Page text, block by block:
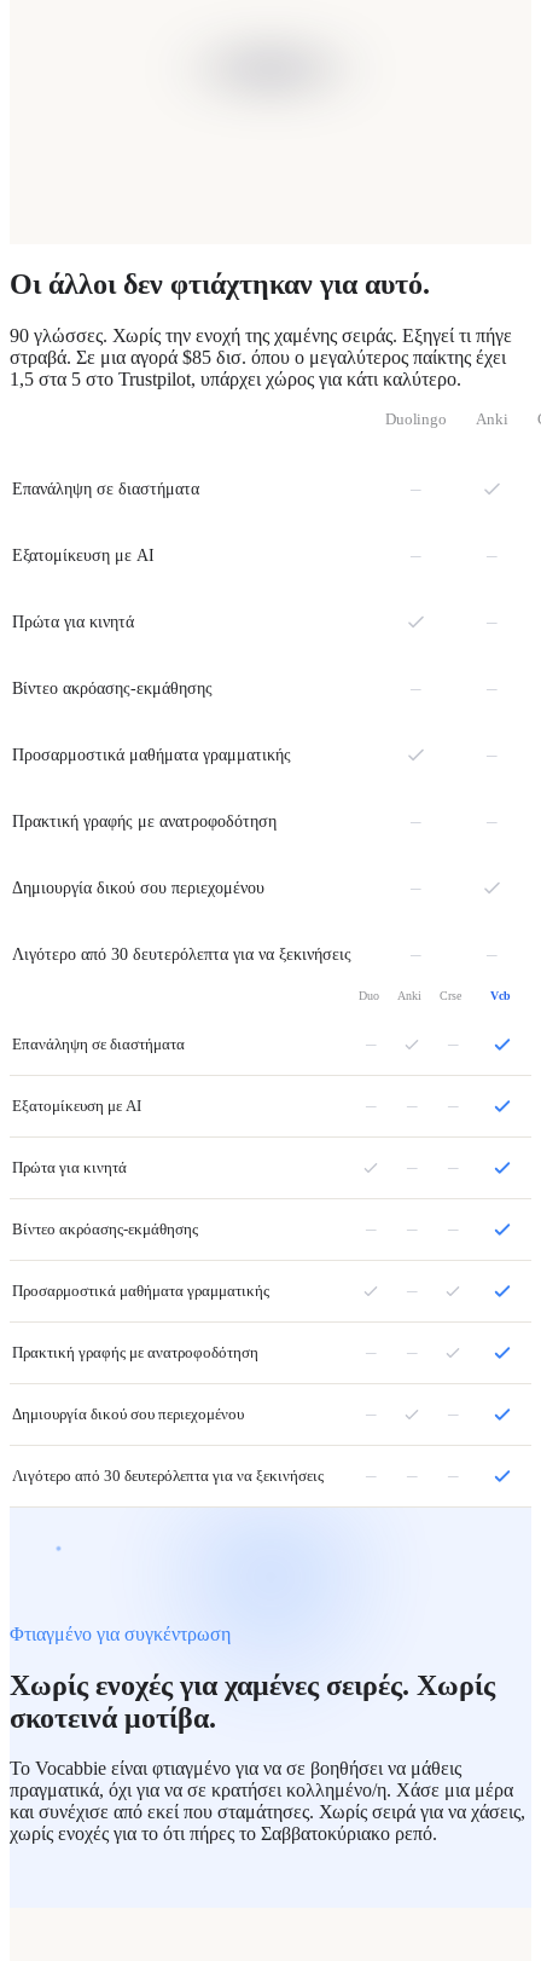
Οι άλλοι δεν φτιάχτηκαν για αυτό.
90 γλώσσες. Χωρίς την ενοχή της χαμένης σειράς. Εξηγεί τι πήγε
στραβά. Σε μια αγορά $85 δισ. όπου ο μεγαλύτερος παίκτης έχει
1,5 στα 5 στο Trustpilot, υπάρχει χώρος για κάτι καλύτερο.
Duolingo Anki
Επανάληψη σε διαστήματα –Όχι
Εξατομίκευση με AI –Όχι –Όχι
Πρώτα για κινητά –Όχι
Βίντεο ακρόασης-εκμάθησης –Όχι –Όχι
Προσαρμοστικά μαθήματα γραμματικής –Όχι
Πρακτική γραφής με ανατροφοδότηση –Όχι –Όχι
Δημιουργία δικού σου περιεχομένου –Όχι
Λιγότερο από 30 δευτερόλεπτα για να ξεκινήσεις –Όχι –Όχι
Duo Anki Crse Vcb
Επανάληψη σε διαστήματα – –
Εξατομίκευση με AI – – –
Πρώτα για κινητά – –
Βίντεο ακρόασης-εκμάθησης – – –
Προσαρμοστικά μαθήματα γραμματικής –
Πρακτική γραφής με ανατροφοδότηση – –
Δημιουργία δικού σου περιεχομένου – –
Λιγότερο από 30 δευτερόλεπτα για να ξεκινήσεις – – –
Φτιαγμένο για συγκέντρωση
Χωρίς ενοχές για χαμένες σειρές. Χωρίς
σκοτεινά μοτίβα.
Το Vocabbie είναι φτιαγμένο για να σε βοηθήσει να μάθεις
πραγματικά, όχι για να σε κρατήσει κολλημένο/η. Χάσε μια μέρα
και συνέχισε από εκεί που σταμάτησες. Χωρίς σειρά για να χάσεις,
χωρίς ενοχές για το ότι πήρες το Σαββατοκύριακο ρεπό.